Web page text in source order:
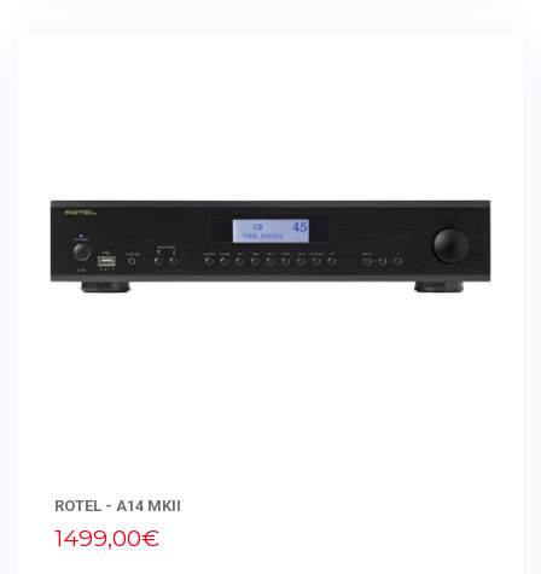
ROTEL - A14 MKII
1499,00€